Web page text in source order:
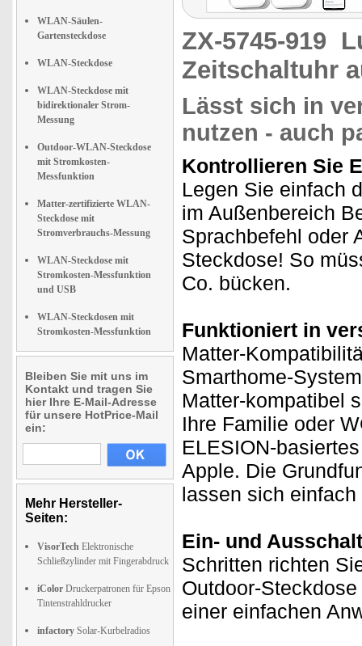
WLAN-Säulen-
Gartensteckdose
WLAN-Steckdose
WLAN-Steckdose mit
bidirektionaler Strom-
Messung
Outdoor-WLAN-Steckdose
mit Stromkosten-
Messfunktion
Matter-zertifizierte WLAN-
Steckdose mit
Stromverbrauchs-Messung
WLAN-Steckdose mit
Stromkosten-Messfunktion
und USB
WLAN-Steckdosen mit
Stromkosten-Messfunktion
Bleiben Sie mit uns im
Kontakt und tragen Sie
hier Ihre E-Mail-Adresse
für unsere HotPrice-Mail
ein:
Mehr Hersteller-
Seiten:
VisorTech Elektronische
Schließzylinder mit Fingerabdruck
iColor Druckerpatronen für Epson
Tintenstrahldrucker
infactory Solar-Kurbelradios
ZX-5745-919
Zeitschaltuhr
Lässt sich in
nutzen - auch
Kontrollieren Sie
Legen Sie einfach
im Außenbereich
Sprachbefehl oder
Steckdose! So
Co. bücken.
Funktioniert in
Matter-
Smarthome-
Matter-kompatibel
Ihre Familie oder
ELESION-
Apple. Die
lassen sich
Ein- und
Schritten richten
Outdoor-
einer einfachen